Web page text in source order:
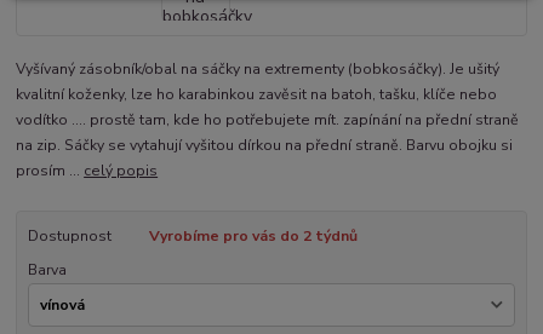
Vyšívaný zásobník/obal na sáčky na extrementy (bobkosáčky). Je ušitý
kvalitní koženky, lze ho karabinkou zavěsit na batoh, tašku, klíče nebo
vodítko .... prostě tam, kde ho potřebujete mít. zapínání na přední straně
na zip. Sáčky se vytahují vyšitou dírkou na přední straně. Barvu obojku si
prosím ... celý popis
Dostupnost
Vyrobíme pro vás do 2 týdnů
Barva